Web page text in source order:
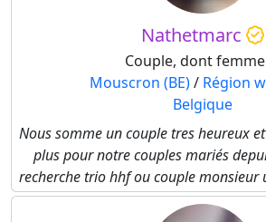
Nathetmarc
Couple, dont
Mouscron (BE)/ Région
Belgique
Nous somme un couple tres heureux
plus pour notre couples mariés
recherche trio hhf ou couple monsieur